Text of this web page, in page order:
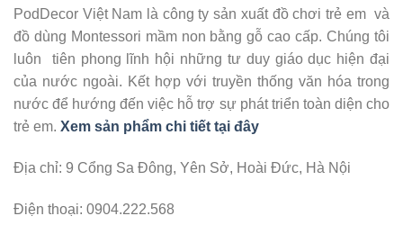
PodDecor Việt Nam là công ty sản xuất đồ chơi trẻ em và
đồ dùng Montessori mầm non bằng gỗ cao cấp. Chúng tôi
luôn tiên phong lĩnh hội những tư duy giáo dục hiện đại
của nước ngoài. Kết hợp với truyền thống văn hóa trong
nước để hướng đến việc hỗ trợ sự phát triển toàn diện cho
trẻ em. Xem sản phẩm chi tiết tại đây
Địa chỉ: 9 Cổng Sa Đông, Yên Sở, Hoài Đức, Hà Nội
Điện thoại: 0904.222.568